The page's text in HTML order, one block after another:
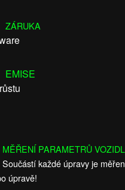
ZÁRUKA
EMISE
MĚŘENÍ PARAMETRŮ
Součástí každé úpravy je
úpravě!